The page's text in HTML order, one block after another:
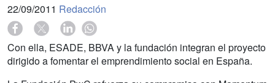
22/09/2011 Redacción
Con ella, ESADE, BBVA y la fundación integran el proyecto
dirigido a fomentar el emprendimiento social en España.